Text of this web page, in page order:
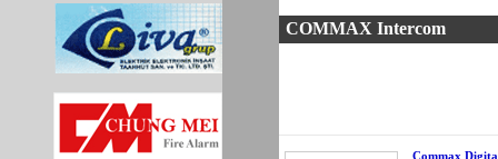
COMMAX Intercom
Commax